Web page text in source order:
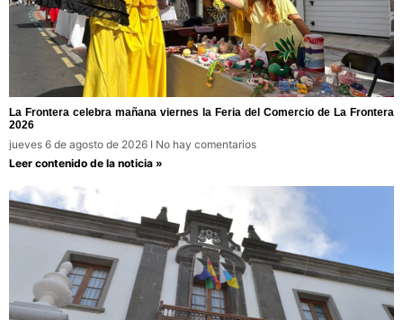
La Frontera celebra mañana viernes la Feria del Comercio de La Frontera
2026
jueves 6 de agosto de 2026
No hay comentarios
Leer contenido de la noticia »